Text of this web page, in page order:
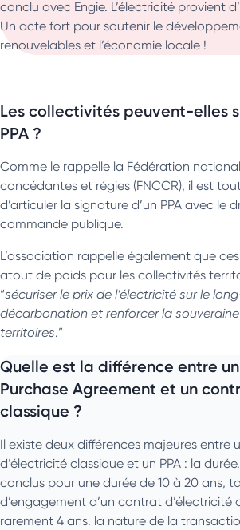
conclu avec Engie. L’électricité provient
Un acte fort pour soutenir le
renouvelables et l’économie locale !
Les collectivités peuvent-elles
PPA ?
Comme le rappelle la Fédération
concédantes et régies (FNCCR), il est
d’articuler la signature d’un PPA avec le
commande publique.
L’association rappelle également que
atout de poids pour les collectivités
“sécuriser le prix de l’électricité sur le
décarbonation et renforcer la
territoires.”
Quelle est la différence entre
Purchase Agreement et un
classique ?
Il existe deux différences majeures entre
d’électricité classique et un PPA : la
conclus pour une durée de 10 à 20 ans,
d’engagement d’un contrat d’électricité
rarement 4 ans. la nature de la